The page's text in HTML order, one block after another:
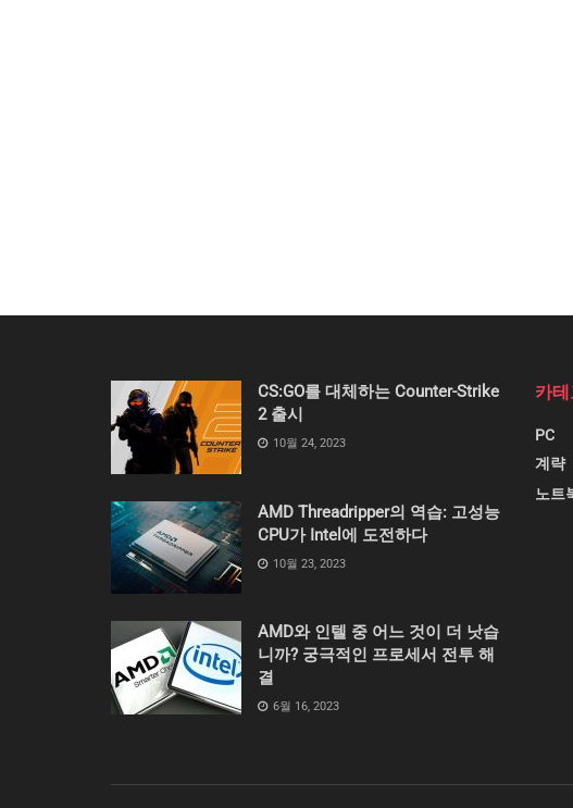
CS:GO를 대체하는 Counter-Strike
2 출시
10월 24, 2023
AMD Threadripper의 역습: 고성능
CPU가 Intel에 도전하다
10월 23, 2023
AMD와 인텔 중 어느 것이 더 낫습
니까? 궁극적인 프로세서 전투 해
결
6월 16, 2023
카
PC
계략
노트